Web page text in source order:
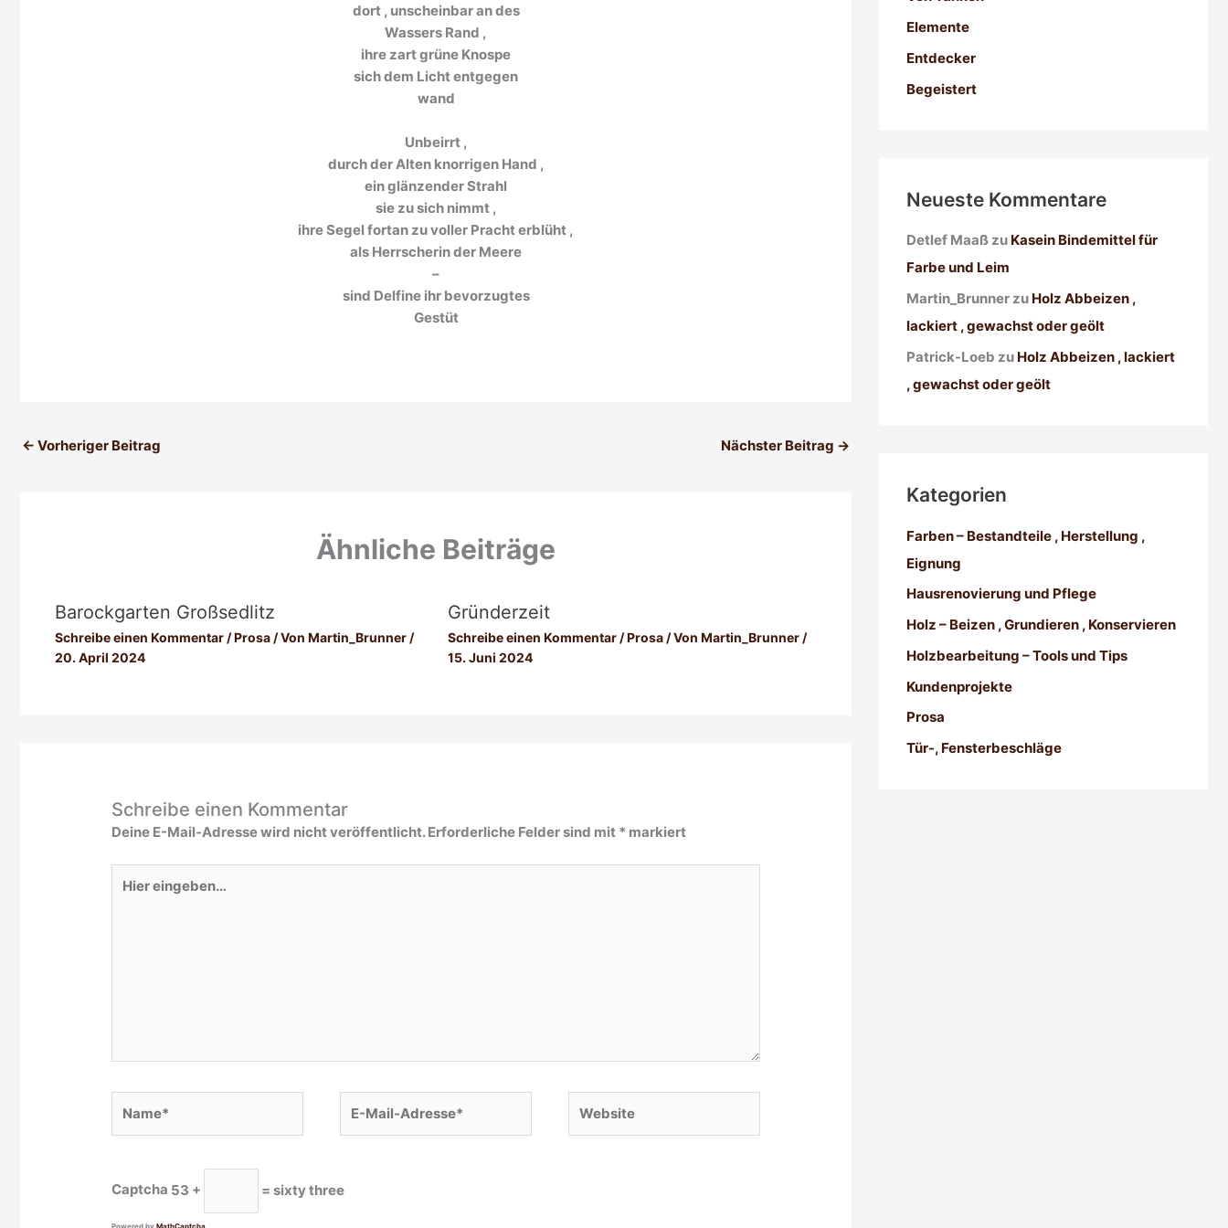
dort , unscheinbar an des
Wassers Rand ,
ihre zart grüne Knospe
sich dem Licht entgegen
wand
Unbeirrt ,
durch der Alten knorrigen Hand ,
ein glänzender Strahl
sie zu sich nimmt ,
ihre Segel fortan zu voller Pracht erblüht ,
als Herrscherin der Meere
–
sind Delfine ihr bevorzugtes
Gestüt
← Vorheriger Beitrag Nächster Beitrag →
Ähnliche Beiträge
Barockgarten Großsedlitz
Schreibe einen Kommentar /Prosa/ Von Martin_Brunner /
20. April 2024
Gründerzeit
Schreibe einen Kommentar /Prosa/ Von Martin_Brunner /
15. Juni 2024
Schreibe einen Kommentar
Deine E-Mail-Adresse wird nicht veröffentlicht. Erforderliche Felder sind mit * markiert
eingeben…
Mail-
Captcha 53 + = sixty three
Powered byMathCaptcha
c
h
:
Elemente
Entdecker
Begeistert
Neueste Kommentare
Detlef Maaß zu Kasein Bindemittel für
Farbe und Leim
Martin_Brunner zu Holz Abbeizen ,
lackiert , gewachst oder geölt
Patrick-Loeb zu Holz Abbeizen , lackiert
, gewachst oder geölt
Kategorien
Farben – Bestandteile , Herstellung ,
Eignung
Hausrenovierung und Pflege
Holz – Beizen , Grundieren , Konservieren
Holzbearbeitung – Tools und Tips
Kundenprojekte
Prosa
Tür-, Fensterbeschläge